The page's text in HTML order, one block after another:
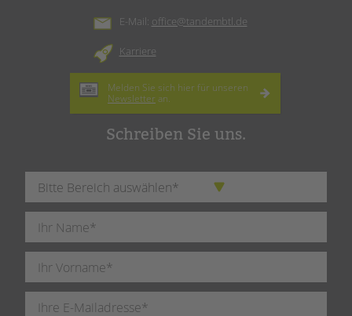
E-Mail: office@tandembtl.de
Karriere
Melden Sie sich hier für unseren
Newsletter an.
Schreiben Sie uns.